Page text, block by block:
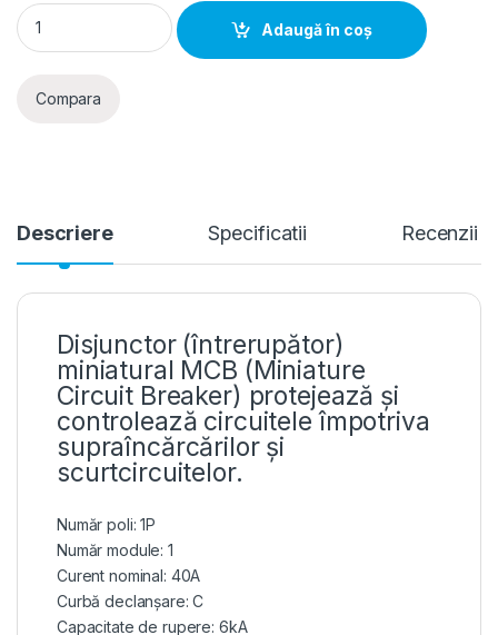
Hager MCB- Disjunctor 1P, 40A, 6kA, curba C, 1M, Bi-
Adaugă în coș
Compara
Descriere Specificatii Recenzii
Disjunctor (întrerupător)
miniatural MCB (Miniature
Circuit Breaker) protejează și
controlează circuitele împotriva
supraîncărcărilor și
scurtcircuitelor.
Număr poli: 1P
Număr module: 1
Curent nominal: 40A
Curbă declanșare: C
Capacitate de rupere: 6kA